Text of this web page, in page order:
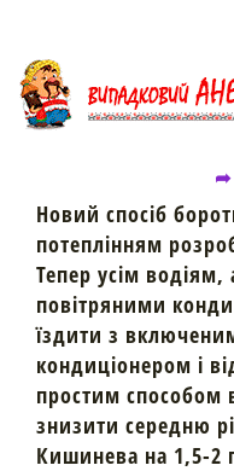
➦
Новий спосіб
потеплінням
Тепер усім водіям,
повітряними
їздити з
кондиціонером і
простим способом
знизити середню
Кишинева на 1,5-2